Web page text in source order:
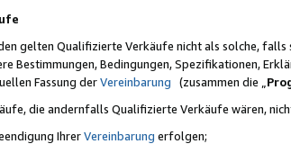
gelten Qualifizierte Verkäufe nicht als solche,
Bestimmungen, Bedingungen, Spezifikationen,
Fassung derVereinbarung (zusammen die „
die andernfalls Qualifizierte Verkäufe wären,
IhrerVereinbarung erfolgen;